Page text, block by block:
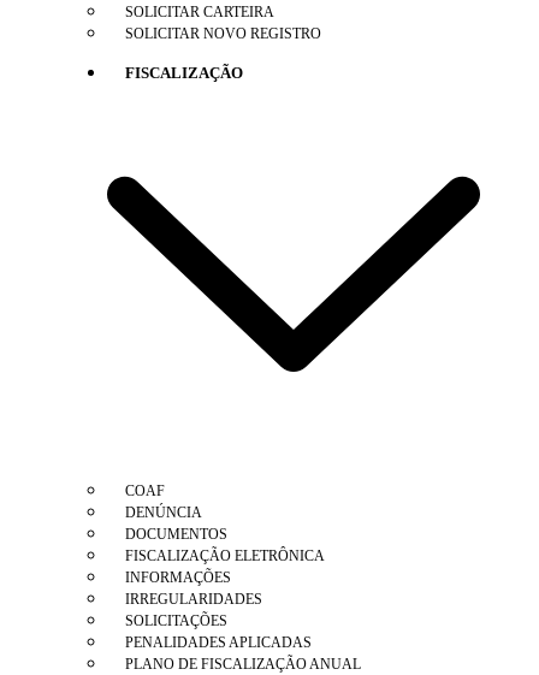
SOLICITAR CARTEIRA
SOLICITAR NOVO REGISTRO
FISCALIZAÇÃO
COAF
DENÚNCIA
DOCUMENTOS
FISCALIZAÇÃO ELETRÔNICA
INFORMAÇÕES
IRREGULARIDADES
SOLICITAÇÕES
PENALIDADES APLICADAS
PLANO DE FISCALIZAÇÃO ANUAL